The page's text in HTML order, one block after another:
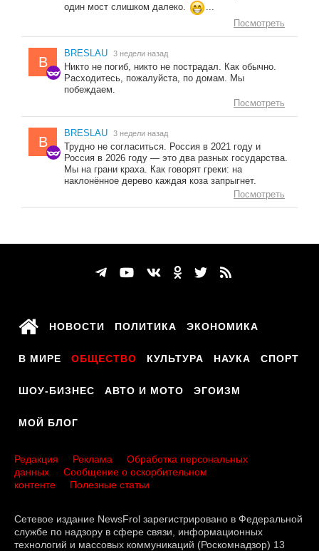
один мост слишком далеко.
...
Посмотреть
B
BRESLAU 3 недели назад
Никто не погиб, никто не пострадал. Как обычно.
Расходитесь, пожалуйста, по домам. Мы
побеждаем.
Посмотреть
B
BRESLAU 3 недели назад
Трудно не согласиться. Россия в 2021 году и
Россия в 2026 году — это два разных государства.
Мы на грани краха. Как говорят греки: на
наклонённое дерево каждая коза запрыгнет.
Посмотреть
НОВОСТИ ПОЛИТИКА ЭКОНОМИКА
В МИРЕ ОБЩЕСТВО КУЛЬТУРА НАУКА СПОРТ
ШОУ-БИЗНЕС АВТО И МОТО ЭГОИЗМ
МОЙ БЛОГ
Редакция Реклама
Обработка персональных
данных
Сообщение о оскорбительном
контенте
Полезные статьи
Сетевое издание NewsFrol зарегистрировано в Федеральной
службе по надзору в сфере связи, информационных
технологий и массовых коммуникаций (Роскомнадзор) 13